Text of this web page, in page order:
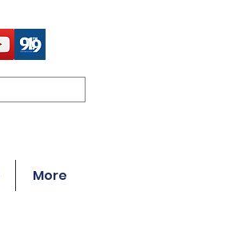
More